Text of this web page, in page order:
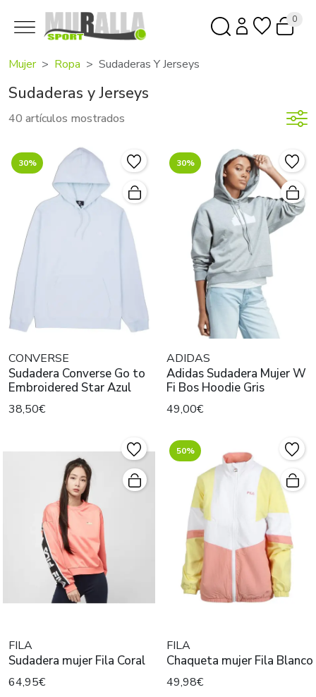
0
Mujer Ropa Sudaderas Y Jerseys
Sudaderas y Jerseys
40 artículos mostrados
30%
CONVERSE
Sudadera Converse Go to
Embroidered Star Azul
38,50€
30%
ADIDAS
Adidas Sudadera Mujer W
Fi Bos Hoodie Gris
49,00€
FILA
Sudadera mujer Fila Coral
64,95€
50%
FILA
Chaqueta mujer Fila Blanco
49,98€